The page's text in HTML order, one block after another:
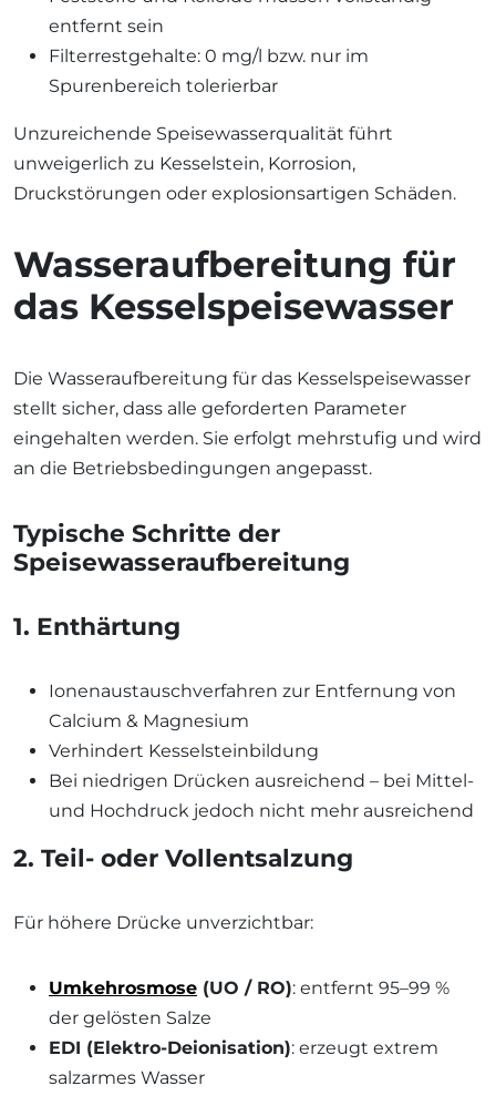
entfernt sein
Filterrestgehalte: 0 mg/l bzw. nur im
Spurenbereich tolerierbar
Unzureichende Speisewasserqualität führt
unweigerlich zu Kesselstein, Korrosion,
Druckstörungen oder explosionsartigen Schäden.
Wasseraufbereitung für
das Kesselspeisewasser
Die Wasseraufbereitung für das Kesselspeisewasser
stellt sicher, dass alle geforderten Parameter
eingehalten werden. Sie erfolgt mehrstufig und wird
an die Betriebsbedingungen angepasst.
Typische Schritte der
Speisewasseraufbereitung
1. Enthärtung
Ionenaustauschverfahren zur Entfernung von
Calcium & Magnesium
Verhindert Kesselsteinbildung
Bei niedrigen Drücken ausreichend – bei Mittel-
und Hochdruck jedoch nicht mehr ausreichend
2. Teil- oder Vollentsalzung
Für höhere Drücke unverzichtbar:
Umkehrosmose (UO / RO): entfernt 95–99 %
der gelösten Salze
EDI (Elektro-Deionisation): erzeugt extrem
salzarmes Wasser